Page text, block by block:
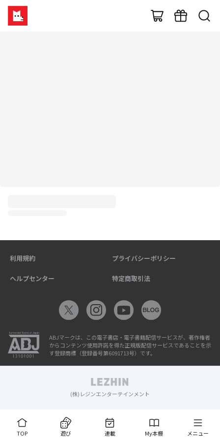
TOP 遊び 連載 My本棚 メニュー
利用規約 プライバシーポリシー
ヘルプセンター 特定商取引法
ABJマークは、この電子書店・電子書籍配信サービスが、著作権者
からコンテンツ使用許諾を得た正規版配信サービスであることを示
す登録商標（登録番号第6091713号）です。
(株)レジンエンターテインメント